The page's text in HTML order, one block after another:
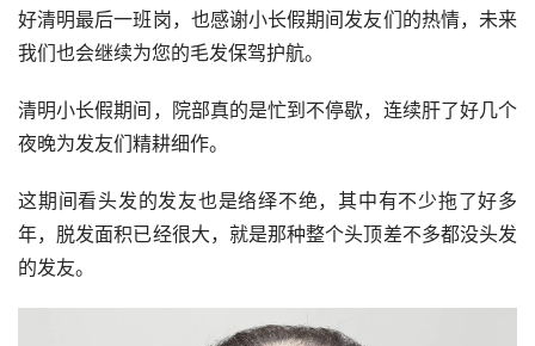
好清明最后一班岗，也感谢小长假期间发友们的热情，未来
我们也会继续为您的毛发保驾护航。
清明小长假期间，院部真的是忙到不停歇，连续肝了好几个
夜晚为发友们精耕细作。
这期间看头发的发友也是络绎不绝，其中有不少拖了好多
年，脱发面积已经很大，就是那种整个头顶差不多都没头发
的发友。